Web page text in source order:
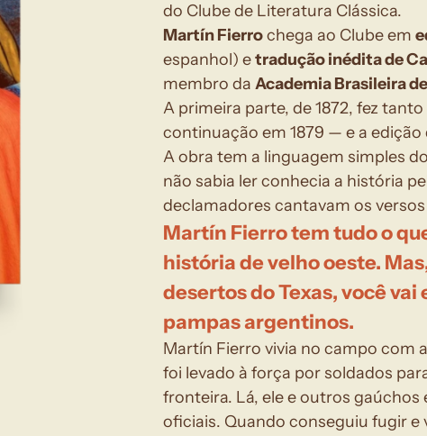
do Clube de Literatura Clássica.
Martín Fierro chega ao Clube em
espanhol) e tradução inédita de
membro da Academia Brasileira
A primeira parte, de 1872, fez
continuação em 1879 — e a edição
A obra tem a linguagem simples
não sabia ler conhecia a história
declamadores cantavam os
Martín Fierro tem tudo o
história de velho oeste.
desertos do Texas, você
pampas argentinos.
Martín Fierro vivia no campo com
foi levado à força por soldados
fronteira. Lá, ele e outros gaúchos
oficiais. Quando conseguiu fugir e